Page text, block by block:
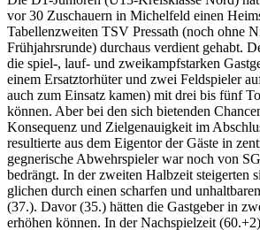
vor 30 Zuschauern in Michelfeld einen
Tabellenzweiten TSV Pressath (noch ohne
Frühjahrsrunde) durchaus verdient gehabt.
die spiel-, lauf- und zweikampfstarken
einem Ersatztorhüter und zwei Feldspieler
auch zum Einsatz kamen) mit drei bis fünf
können. Aber bei den sich bietenden
Konsequenz und Zielgenauigkeit im
resultierte aus dem Eigentor der Gäste in
gegnerische Abwehrspieler war noch von
bedrängt. In der zweiten Halbzeit steigerten
glichen durch einen scharfen und
(37.). Davor (35.) hätten die Gastgeber in
erhöhen können. In der Nachspielzeit